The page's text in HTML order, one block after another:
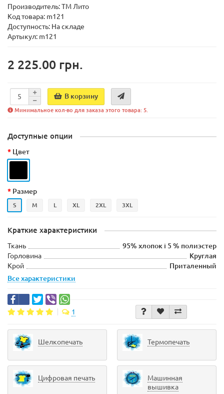
Производитель:ТМ Лито
Код товара: m121
Доступность: На складе
Артыкул: m121
2 225.00 грн.
В корзину
Минимальное кол-во для заказа этого товара: 5.
Доступные опции
Цвет
Размер
S M L XL 2XL 3XL
Краткие характеристики
Ткань
95% хлопок і 5 % полиэстер
Горловина
Круглая
Крой
Приталенный
Все характеристики
1
Шелкопечать Термопечать
Цифровая печать
Машинная
вышивка